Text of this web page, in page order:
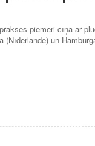
piemēri cīņā ar
(Nīderlandē) un